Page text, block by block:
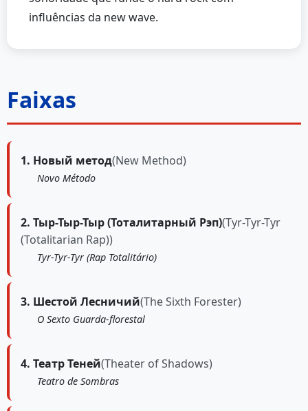
influências da new wave.
Faixas
1. Новый метод(New Method)
Novo Método
2. Тыр-Тыр-Тыр (Тоталитарный Рэп)(Tyr-Tyr-Tyr
(Totalitarian Rap))
Tyr-Tyr-Tyr (Rap Totalitário)
3. Шестой Лесничий(The Sixth Forester)
O Sexto Guarda-florestal
4. Театр Теней(Theater of Shadows)
Teatro de Sombras